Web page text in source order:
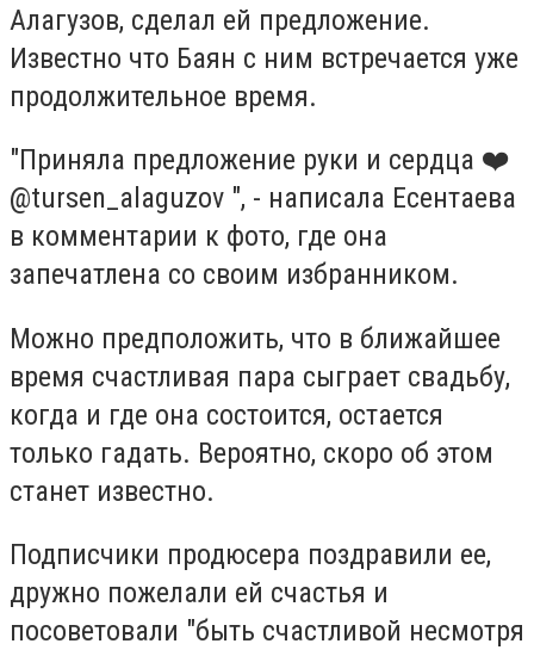
Алагузов, сделал ей предложение.
Известно что Баян с ним встречается уже
продолжительное время.
"Приняла предложение руки и сердца ❤️
@tursen_alaguzov ", - написала Есентаева
в комментарии к фото, где она
запечатлена со своим избранником.
Можно предположить, что в ближайшее
время счастливая пара сыграет свадьбу,
когда и где она состоится, остается
только гадать. Вероятно, скоро об этом
станет известно.
Подписчики продюсера поздравили ее,
дружно пожелали ей счастья и
посоветовали "быть счастливой несмотря